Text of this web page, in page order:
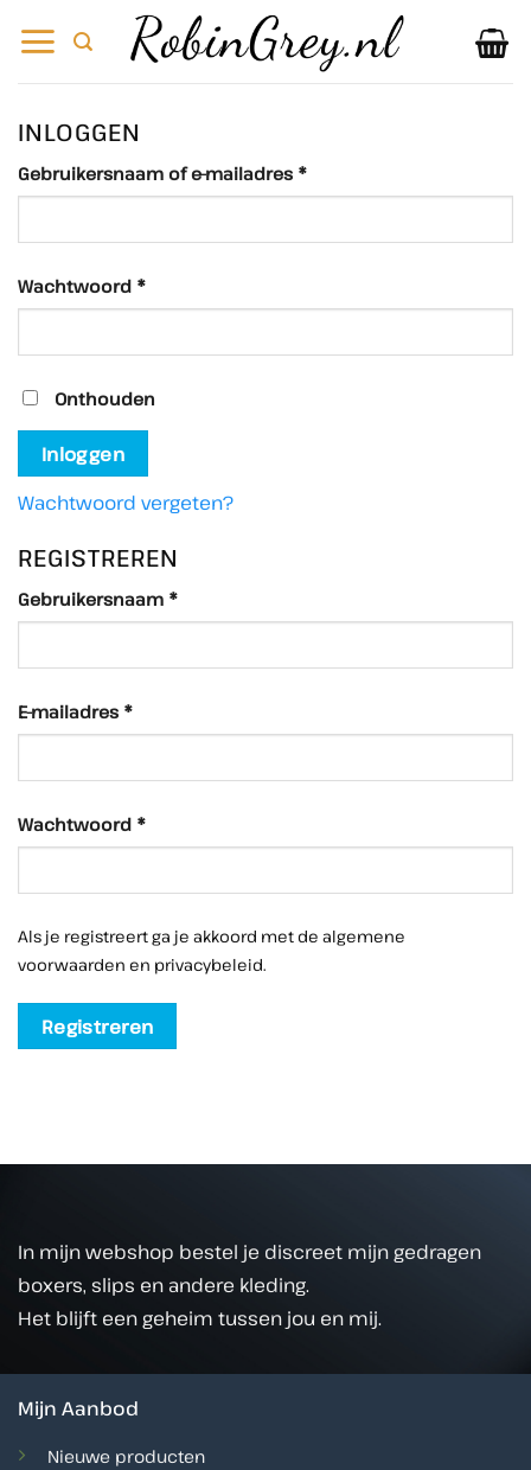
naar
INLOGGEN
Gebruikersnaam of e-mailadres *Verplicht
Wachtwoord *Verplicht
Onthouden
Inloggen
Wachtwoord vergeten?
REGISTREREN
Gebruikersnaam *Verplicht
E-mailadres *Verplicht
Wachtwoord *Verplicht
Als je registreert ga je akkoord met de algemene
voorwaarden en privacybeleid.
Registreren
In mijn webshop bestel je discreet mijn gedragen
boxers, slips en andere kleding.
Het blijft een geheim tussen jou en mij.
Mijn Aanbod
Nieuwe producten